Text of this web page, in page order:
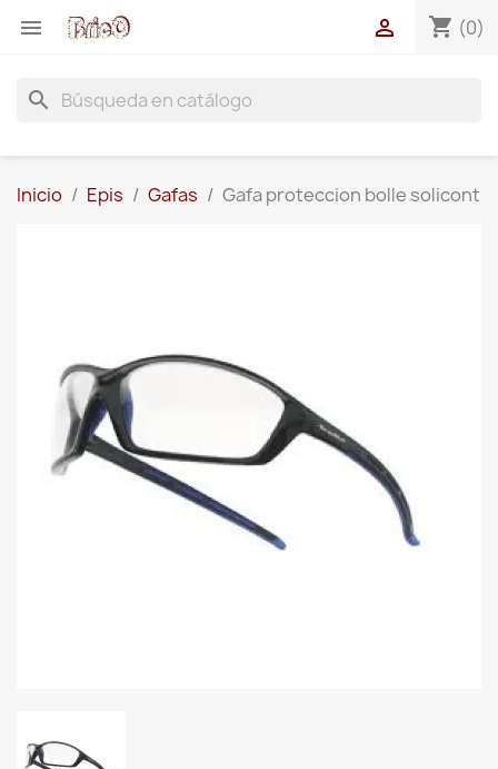
 shopping_cart (0)

search
Inicio Epis Gafas Gafa proteccion bolle solicont